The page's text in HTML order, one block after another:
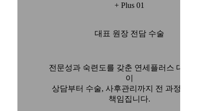
+ Plus 01
대표 원장 전담 수술
전문성과 숙련도를 갖춘 연세플러스 대표 원장
이
상담부터 수술, 사후관리까지 전 과정을 직접
책임집니다.